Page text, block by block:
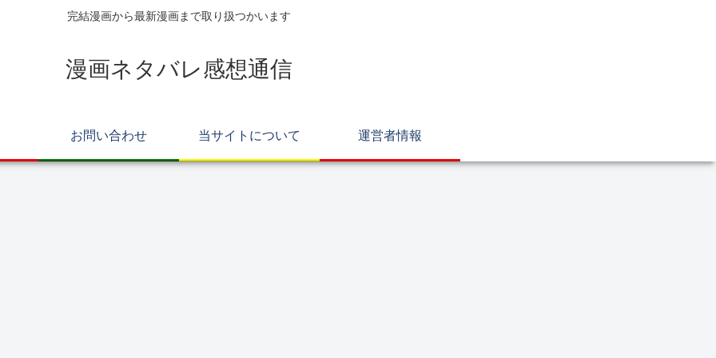
完結漫画から最新漫画まで取り扱つかいます
漫画ネタバレ感想通信
お問い合わせ 当サイトについて 運営者情報